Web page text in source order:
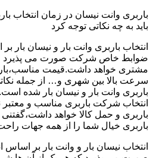
باربری وانت نیسان در زمان انتخاب
باید به چه نکاتی توجه کرد
انتخاب باربری وانت بار و نیسان بار
ضوابط خاص شرکت صورت می پذیرد
مشتری خواهد داشت.قیمت
سرعت بالا بین شهری و… از جمله
باربری وانت بار و نیسان بار شده
انتخاب شرکت باربری مناسب و
باربری و حمل کالا خواهد
باربری خیال شما را از همه جهات
انتخاب نیسان بار و وانت بار بر اساس